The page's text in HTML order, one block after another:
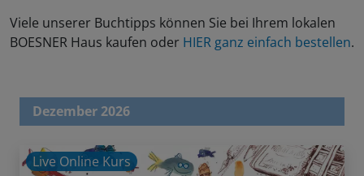
Viele unserer Buchtipps können Sie bei Ihrem lokalen
BOESNER Haus kaufen oder HIER ganz einfach bestellen.
Dezember 2026
Live Online Kurs